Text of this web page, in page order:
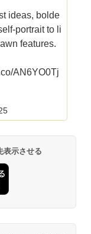
ideas, bolde
portrait to li
features.
AN6YO0Tj
表示させる